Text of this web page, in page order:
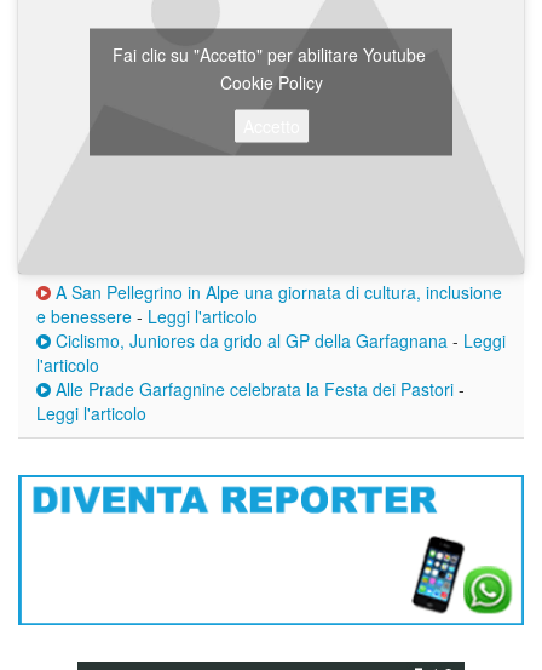
Fai clic su "Accetto" per abilitare Youtube
Cookie Policy
A San Pellegrino in Alpe una giornata di cultura, inclusione
e benessere - Leggi l'articolo
Ciclismo, Juniores da grido al GP della Garfagnana - Leggi
l'articolo
Alle Prade Garfagnine celebrata la Festa dei Pastori -
Leggi l'articolo